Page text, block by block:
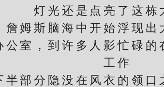
灯光还是点亮了这栋
斯脑海中开始浮现出
，到许多人影忙碌的
工作
分隐没在风衣的领口